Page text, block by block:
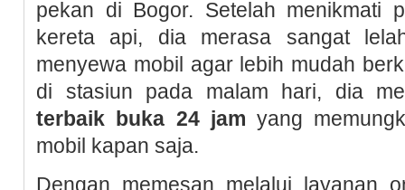
pekan di Bogor. Setelah menikmati
kereta api, dia merasa sangat
menyewa mobil agar lebih mudah
di stasiun pada malam hari, dia
terbaik buka 24 jam yang
mobil kapan saja.
Dengan memesan melalui layanan